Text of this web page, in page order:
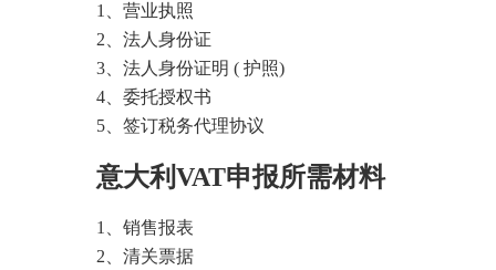
1、营业执照
2、法人身份证
3、法人身份证明 ( 护照)
4、委托授权书
5、签订税务代理协议
意大利VAT申报所需材料
1、销售报表
2、清关票据